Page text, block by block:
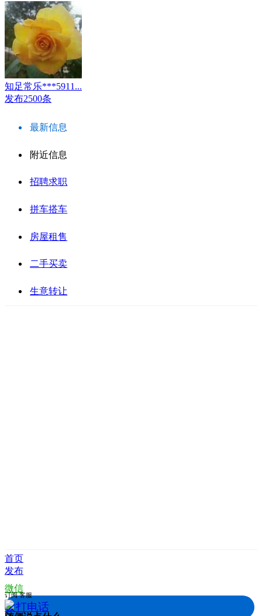
知足常乐***5911...
发布2500条
最新信息
附近信息
招聘求职
拼车搭车
房屋租售
二手买卖
生意转让
首页
发布
微信
拨打电话
订阅 客服